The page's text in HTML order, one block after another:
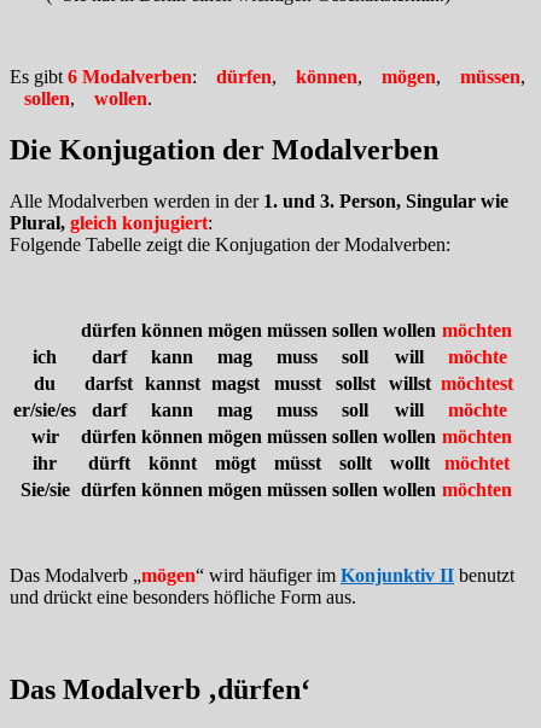
Es gibt 6 Modalverben: dürfen, können, mögen, müssen,
sollen, wollen.
Die Konjugation der Modalverben
Alle Modalverben werden in der 1. und 3. Person, Singular wie
Plural, gleich konjugiert:
Folgende Tabelle zeigt die Konjugation der Modalverben:
dürfen können mögen müssen sollen wollen möchten
ich
darf kann mag muss soll will
möchte
du
darfst kannst magst musst sollst willst möchtest
er/sie/es
darf kann mag muss soll will
möchte
wir
dürfen können mögen müssen sollen wollen möchten
ihr
dürft könnt mögt müsst sollt wollt
möchtet
Sie/sie dürfen können mögen müssen sollen wollen möchten
Das Modalverb „mögen“ wird häufiger im Konjunktiv II benutzt
und drückt eine besonders höfliche Form aus.
Das Modalverb ‚dürfen‘